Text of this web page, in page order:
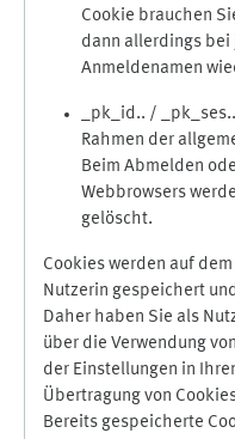
Cookie brauchen
dann allerdings bei
Anmeldenamen
_pk_id.. /
Rahmen der
Beim Abmelden
Webbrowsers
gelöscht.
Cookies werden auf
Nutzerin gespeichert
Daher haben Sie als
über die Verwendung
der Einstellungen in
Übertragung von
Bereits gespeicherte